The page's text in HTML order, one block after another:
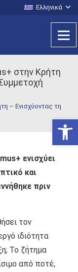
Ελληνικά
στην Κρήτη
– Ενισχύοντας τη
ενισχύει
και
πριν
τον
ιδιότητα
Το ζήτημα
από ποτέ,